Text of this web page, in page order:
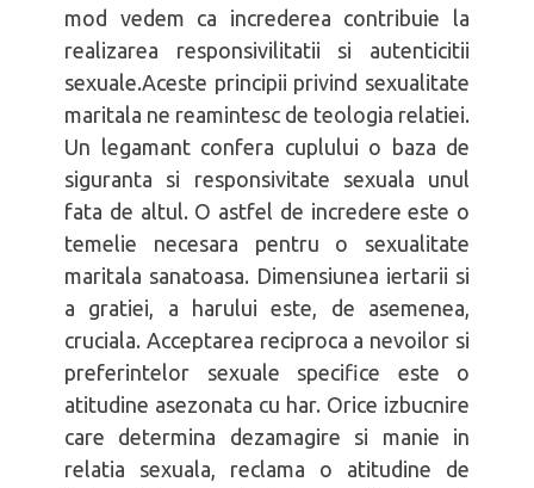
mod vedem ca increderea contribuie la
realizarea responsivilitatii si autenticitii
sexuale.Aceste principii privind sexualitate
maritala ne reamintesc de teologia relatiei.
Un legamant confera cuplului o baza de
siguranta si responsivitate sexuala unul
fata de altul. O astfel de incredere este o
temelie necesara pentru o sexualitate
maritala sanatoasa. Dimensiunea iertarii si
a gratiei, a harului este, de asemenea,
cruciala. Acceptarea reciproca a nevoilor si
preferintelor sexuale specifice este o
atitudine asezonata cu har. Orice izbucnire
care determina dezamagire si manie in
relatia sexuala, reclama o atitudine de